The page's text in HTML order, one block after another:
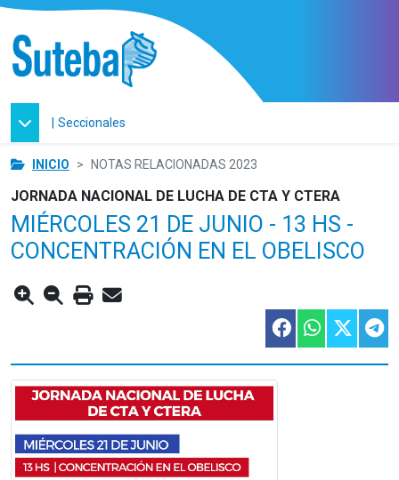
| Seccionales
INICIO NOTAS RELACIONADAS 2023
JORNADA NACIONAL DE LUCHA DE CTA Y CTERA
MIÉRCOLES 21 DE JUNIO - 13 HS -
CONCENTRACIÓN EN EL OBELISCO